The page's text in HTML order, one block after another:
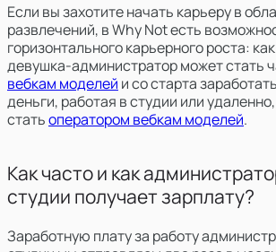
Если вы захотите начать карьеру в
развлечений, в Why Not есть
горизонтального карьерного роста:
девушка-администратор может стать
вебкам моделей и со старта
деньги, работая в студии или
статьоператором вебкам моделей.
Как часто и как
студии получает зарплату?
Заработную плату за работу